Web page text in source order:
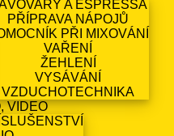
A ESPRESSA
PŘÍPRAVA NÁPOJŮ
PŘI MIXOVÁNÍ
VAŘENÍ
ŽEHLENÍ
VYSÁVÁNÍ
VZDUCHOTECHNIKA
VIDEO